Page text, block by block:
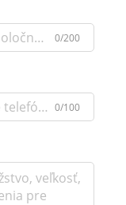
0/200
0/100